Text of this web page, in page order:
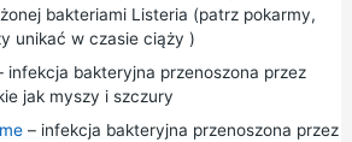
bakteriami Listeria (patrz pokarmy,
unikać w czasie ciąży )
infekcja bakteryjna przenoszona przez
jak myszy i szczury
– infekcja bakteryjna przenoszona przez